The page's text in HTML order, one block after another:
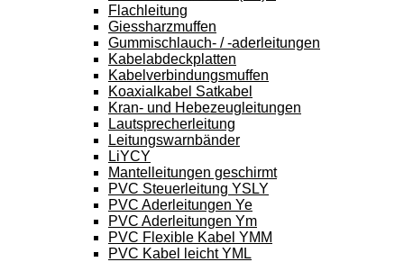
Flachleitung
Giessharzmuffen
Gummischlauch- / -aderleitungen
Kabelabdeckplatten
Kabelverbindungsmuffen
Koaxialkabel Satkabel
Kran- und Hebezeugleitungen
Lautsprecherleitung
Leitungswarnbänder
LiYCY
Mantelleitungen geschirmt
PVC Steuerleitung YSLY
PVC Aderleitungen Ye
PVC Aderleitungen Ym
PVC Flexible Kabel YMM
PVC Kabel leicht YML